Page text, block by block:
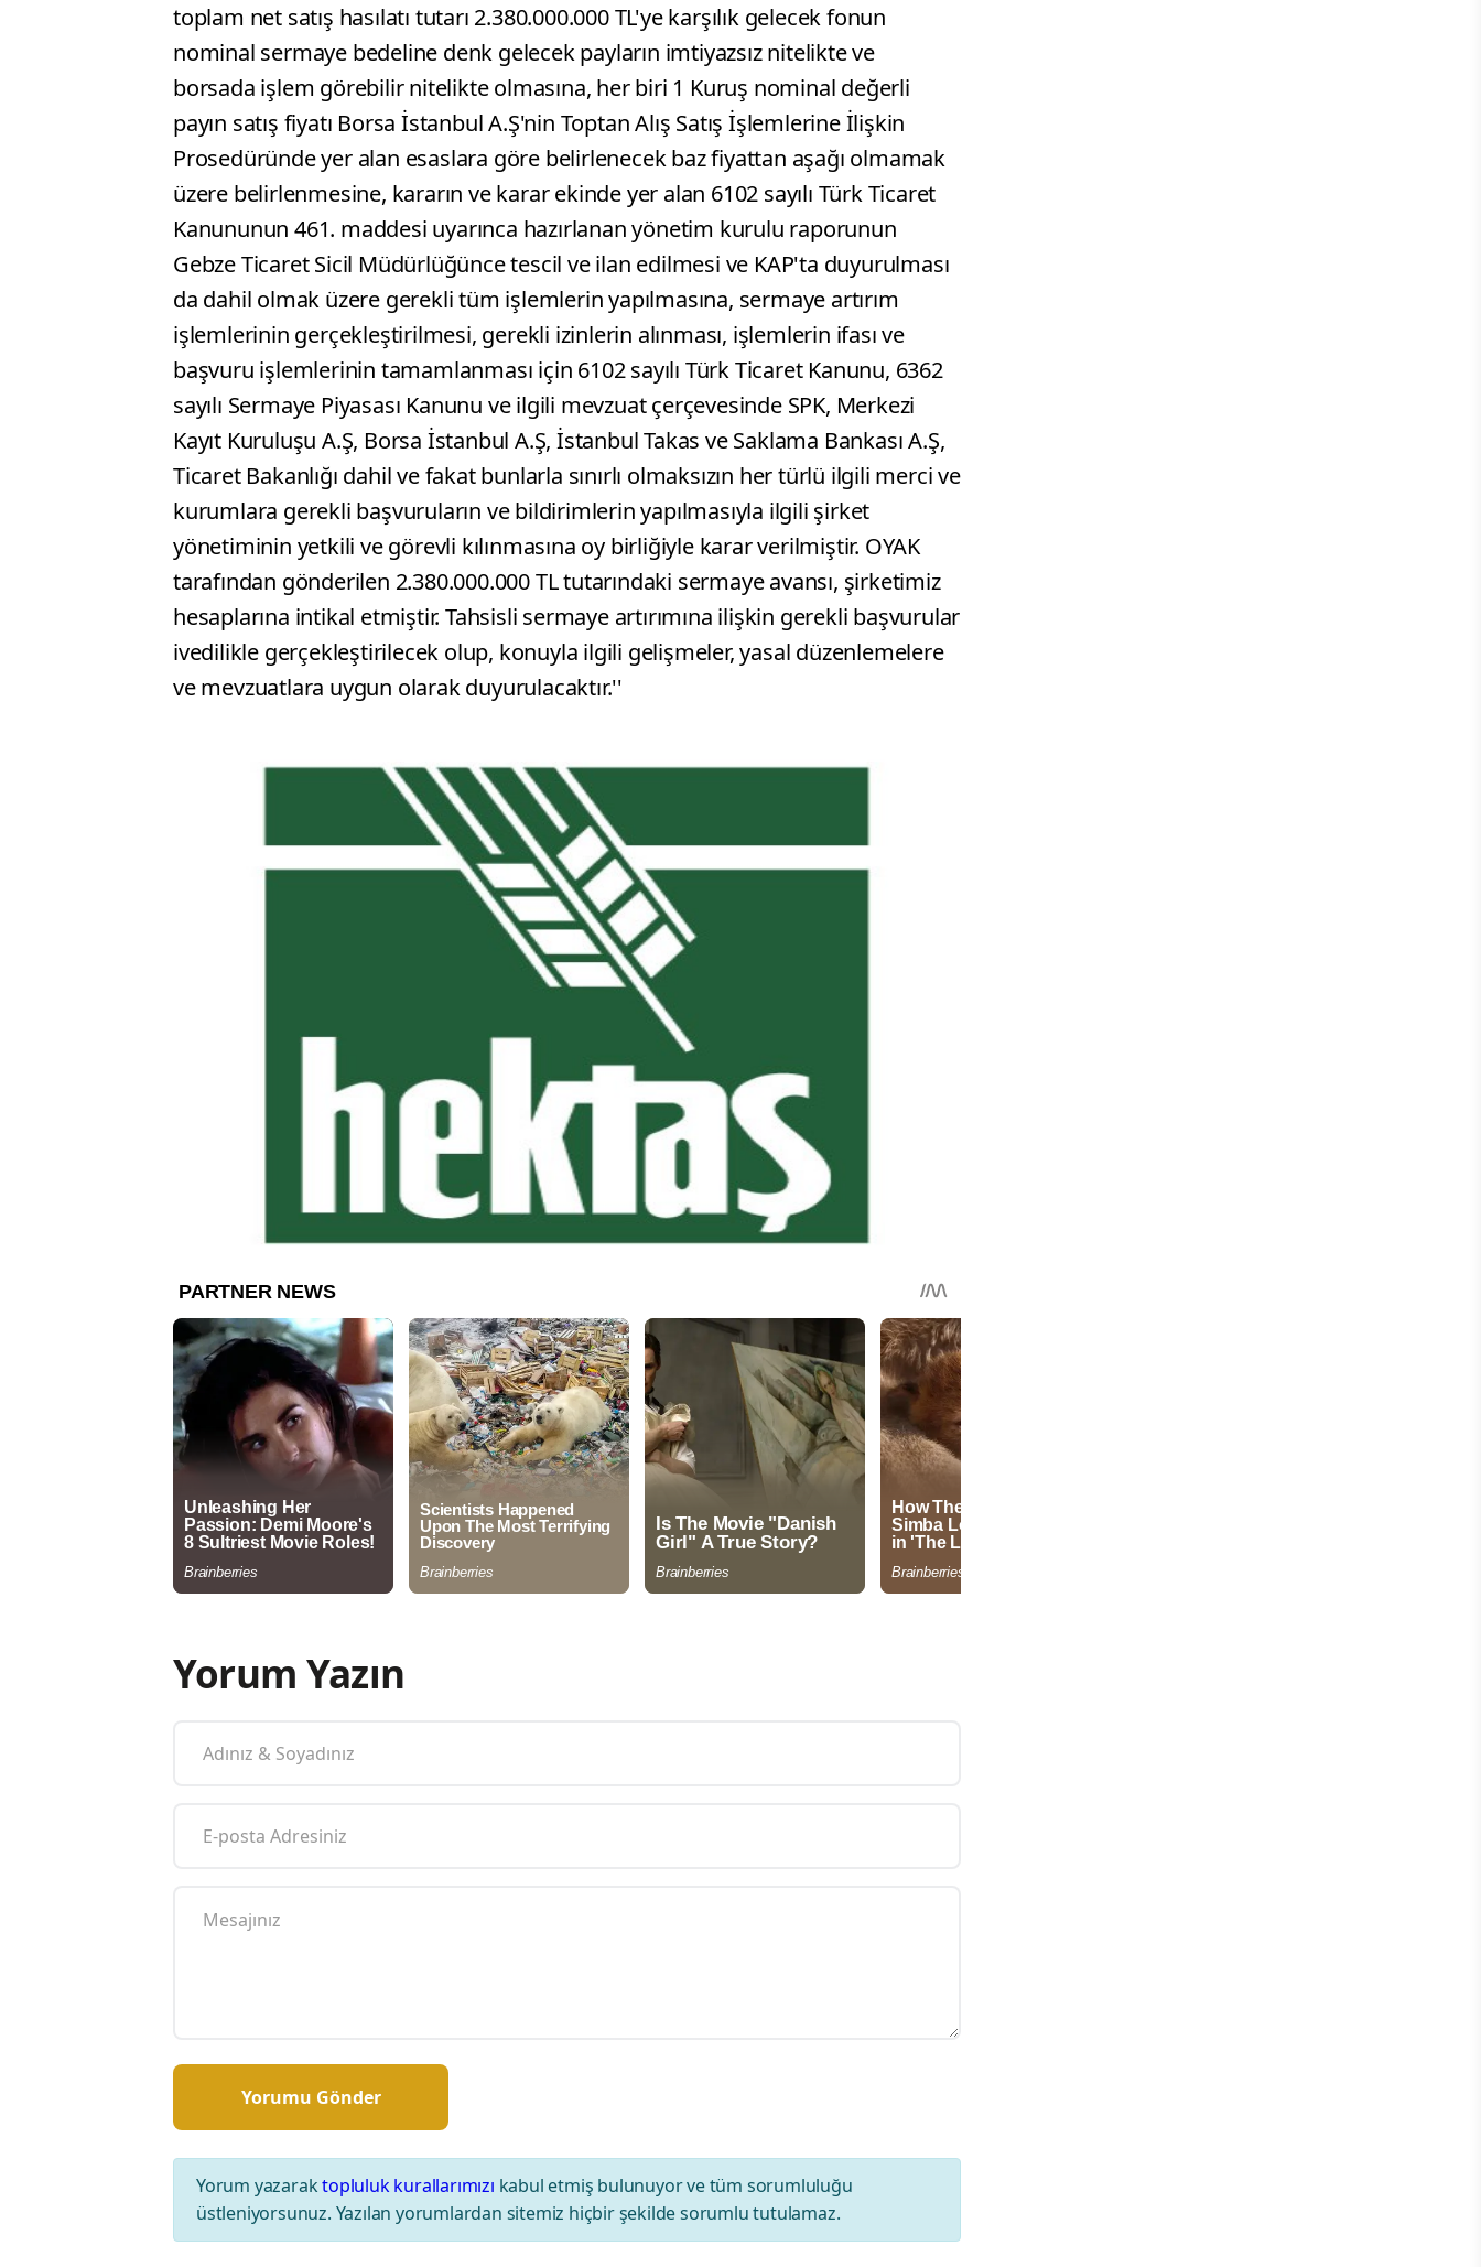
toplam net satış hasılatı tutarı 2.380.000.000 TL'ye karşılık gelecek fonun
nominal sermaye bedeline denk gelecek payların imtiyazsız nitelikte ve
borsada işlem görebilir nitelikte olmasına, her biri 1 Kuruş nominal değerli
payın satış fiyatı Borsa İstanbul A.Ş'nin Toptan Alış Satış İşlemlerine İlişkin
Prosedüründe yer alan esaslara göre belirlenecek baz fiyattan aşağı olmamak
üzere belirlenmesine, kararın ve karar ekinde yer alan 6102 sayılı Türk Ticaret
Kanununun 461. maddesi uyarınca hazırlanan yönetim kurulu raporunun
Gebze Ticaret Sicil Müdürlüğünce tescil ve ilan edilmesi ve KAP'ta duyurulması
da dahil olmak üzere gerekli tüm işlemlerin yapılmasına, sermaye artırım
işlemlerinin gerçekleştirilmesi, gerekli izinlerin alınması, işlemlerin ifası ve
başvuru işlemlerinin tamamlanması için 6102 sayılı Türk Ticaret Kanunu, 6362
sayılı Sermaye Piyasası Kanunu ve ilgili mevzuat çerçevesinde SPK, Merkezi
Kayıt Kuruluşu A.Ş, Borsa İstanbul A.Ş, İstanbul Takas ve Saklama Bankası A.Ş,
Ticaret Bakanlığı dahil ve fakat bunlarla sınırlı olmaksızın her türlü ilgili merci ve
kurumlara gerekli başvuruların ve bildirimlerin yapılmasıyla ilgili şirket
yönetiminin yetkili ve görevli kılınmasına oy birliğiyle karar verilmiştir. OYAK
tarafından gönderilen 2.380.000.000 TL tutarındaki sermaye avansı, şirketimiz
hesaplarına intikal etmiştir. Tahsisli sermaye artırımına ilişkin gerekli başvurular
ivedilikle gerçekleştirilecek olup, konuyla ilgili gelişmeler, yasal düzenlemelere
ve mevzuatlara uygun olarak duyurulacaktır.''
Yorum Yazın
Yorum yazaraktopluluk kurallarımızı kabul etmiş bulunuyor ve tüm sorumluluğu
üstleniyorsunuz. Yazılan yorumlardan sitemiz hiçbir şekilde sorumlu tutulamaz.